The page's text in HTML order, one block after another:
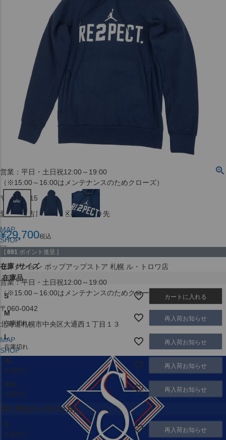
JR水道橋駅西口店
営業：土・日・祝日のみ 12:00-18:00
〒101-0061
東京都千代田区神田三崎町２丁目２２−１ 1F
営業：平日・土日祝12:00～19:00
（※15:00～16:00はメンテナンスのためクローズ）
〒453-0015
愛知県名古屋市中村区椿町６−９先
MAP
SHOP
セレクション ポップアップストア 札幌 ル・トロワ店
営業：平日・土日祝12:00～19:00
（※15:00～16:00はメンテナンスのためクローズ）
〒060-0042
北海道札幌市中央区大通西１丁目１３
MAP
SHOP
¥29,700税込
[ 891 ポイント進呈 ]
在庫 サイズ
在庫品
S カートに入れる
M
在庫切れ
再入荷お知らせ
L
在庫切れ
再入荷お知らせ
XL
在庫切れ
再入荷お知らせ
XXL
在庫切れ
再入荷お知らせ
取り寄せ(1ヶ月?2ヶ月)
S
在庫切れ
再入荷お知らせ